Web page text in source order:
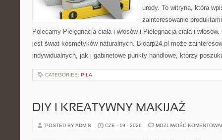
urody. To witryna, która
zainteresowanie
Polecamy Pielęgnacja ciała i włosów i Pielęgnacja ciała i
jest świat kosmetyków naturalnych. Bioarp24.pl może
indywidualnych, jak i gabinetowe punkty handlowe, którzy
CATEGORIES: PIŁA
DIY I KREATYWNY MAKIJAŻ
POSTED BY ADMIN CZE - 19 - 2026 MOŻLIWOŚĆ